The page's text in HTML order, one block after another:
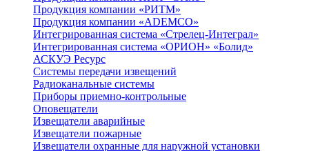
Продукция компании «РИТМ»
Продукция компании «ADEMCO»
Интегрированная система «Стрелец-Интеграл»
Интегрированная система «ОРИОН» «Болид»
АСКУЭ Ресурс
Системы передачи извещений
Радиоканальные системы
Приборы приемно-контрольные
Оповещатели
Извещатели аварийные
Извещатели пожарные
Извещатели охранные для наружной установки